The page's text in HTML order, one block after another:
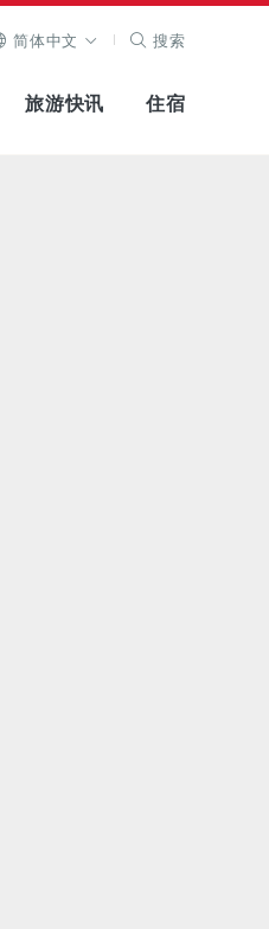
简体中文 搜索
旅游快讯 住宿